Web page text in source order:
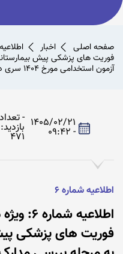
صفحه اصلی اخبار
فوریت های پزشکی پیش
آزمون استخدامی مورخ ۱۴۰۴ سری دوم
1405/02/21
- 09:42
- تعداد
بازدید:
471
اطلاعیه شماره 6
فوریت های پزشکی